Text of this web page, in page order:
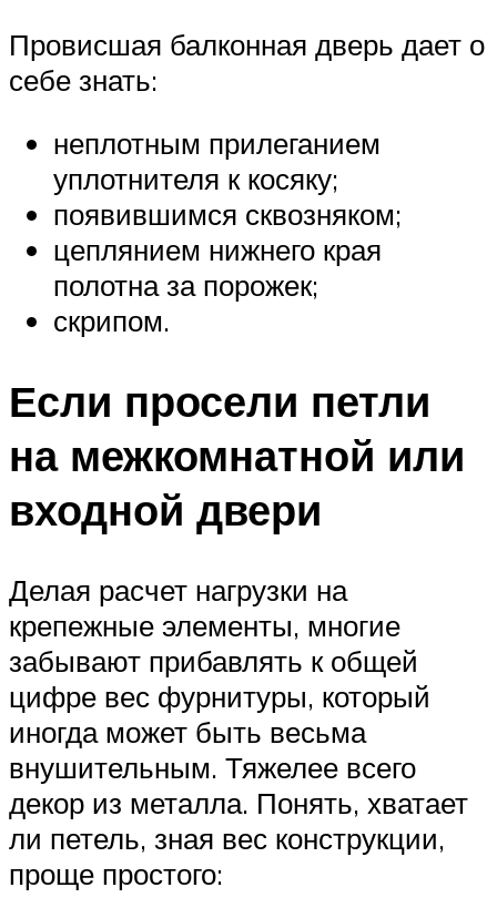
Провисшая балконная дверь дает о
себе знать:
неплотным прилеганием
уплотнителя к косяку;
появившимся сквозняком;
цеплянием нижнего края
полотна за порожек;
скрипом.
Если просели петли
на межкомнатной или
входной двери
Делая расчет нагрузки на
крепежные элементы, многие
забывают прибавлять к общей
цифре вес фурнитуры, который
иногда может быть весьма
внушительным. Тяжелее всего
декор из металла. Понять, хватает
ли петель, зная вес конструкции,
проще простого: